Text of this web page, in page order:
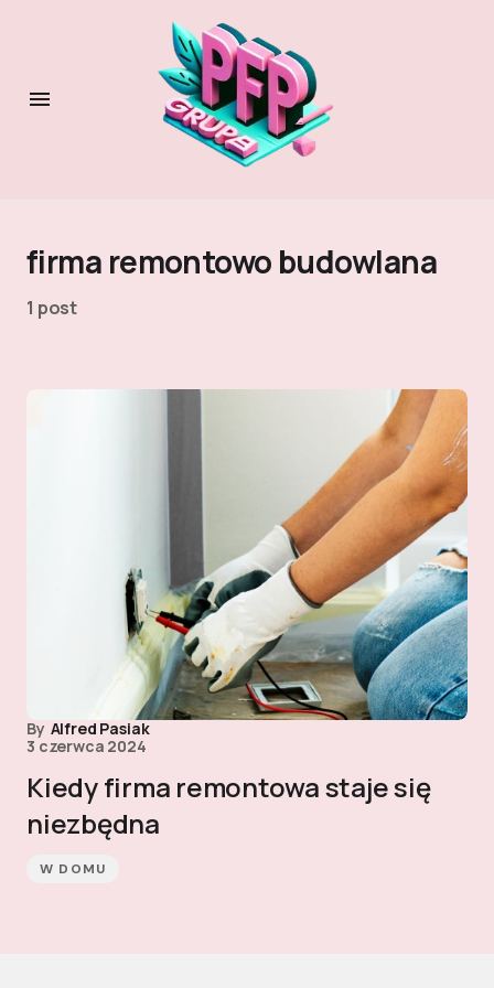
firma remontowo budowlana
1 post
By Alfred Pasiak
3 czerwca 2024
Kiedy firma remontowa staje się
niezbędna
W DOMU